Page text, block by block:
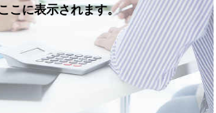
こに表示されます。